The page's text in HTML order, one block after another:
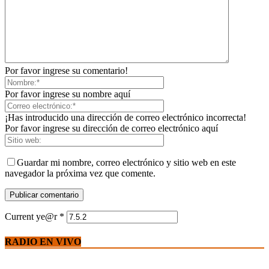
Por favor ingrese su comentario!
Por favor ingrese su nombre aquí
¡Has introducido una dirección de correo electrónico incorrecta!
Por favor ingrese su dirección de correo electrónico aquí
Guardar mi nombre, correo electrónico y sitio web en este
navegador la próxima vez que comente.
Current ye@r *
RADIO EN VIVO